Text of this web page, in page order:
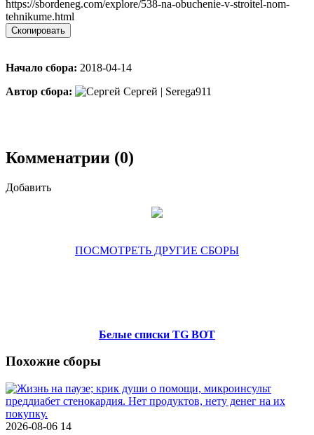
https://sbordeneg.com/explore/538-na-obuchenie-v-stroitel-nom-
tehnikume.html
Скопировать
Начало сбора: 2018-04-14
Автор сбора:
Сергей | Serega911
Комменатрии (0)
Добавить
ПОСМОТРЕТЬ ДРУГИЕ СБОРЫ
Белые списки TG BOT
Похожие сборы
2026-08-06 14